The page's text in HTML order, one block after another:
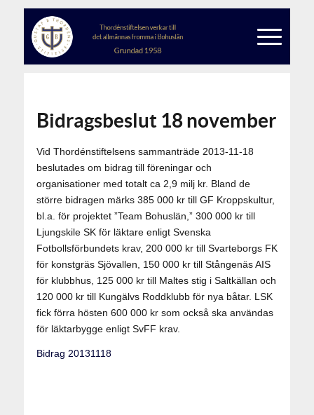
Bidragsbeslut 18 november
Vid Thordénstiftelsens sammanträde 2013-11-18
beslutades om bidrag till föreningar och
organisationer med totalt ca 2,9 milj kr. Bland de
större bidragen märks 385 000 kr till GF Kroppskultur,
bl.a. för projektet ”Team Bohuslän,” 300 000 kr till
Ljungskile SK för läktare enligt Svenska
Fotbollsförbundets krav, 200 000 kr till Svarteborgs FK
för konstgräs Sjövallen, 150 000 kr till Stångenäs AIS
för klubbhus, 125 000 kr till Maltes stig i Saltkällan och
120 000 kr till Kungälvs Roddklubb för nya båtar. LSK
fick förra hösten 600 000 kr som också ska användas
för läktarbygge enligt SvFF krav.
Bidrag 20131118